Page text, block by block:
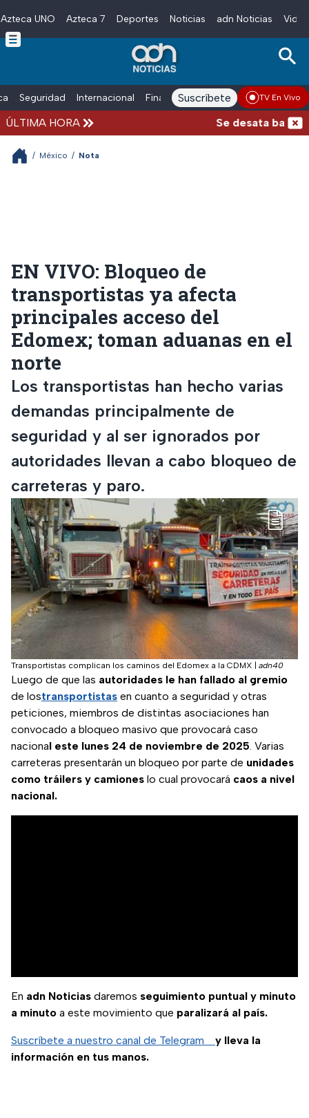
Skip to main content
Azteca UNO Azteca 7 Deportes Noticias adn Noticias
Seguridad Internacional Finanzas adn Noticias Radio
Suscríbete TV En Vivo
ÚLTIMA HORA Se desata
/ México / Nota
EN VIVO: Bloqueo de
transportistas ya afecta
principales acceso del
Edomex; toman aduanas en el
norte
Los transportistas han hecho varias
demandas principalmente de
seguridad y al ser ignorados por
autoridades llevan a cabo bloqueo de
carreteras y paro.
Transportistas complican los caminos del Edomex a la CDMX adn40
Luego de que las autoridades le han fallado al gremio
de lostransportistas en cuanto a seguridad y otras
peticiones, miembros de distintas asociaciones han
convocado a bloqueo masivo que provocará caso
nacional este lunes 24 de noviembre de 2025. Varias
carreteras presentarán un bloqueo por parte de unidades
como tráilers y camiones lo cual provocará caos a nivel
nacional.
En adn Noticias daremos seguimiento puntual y minuto
a minuto a este movimiento que paralizará al país.
Suscríbete a nuestro canal de Telegram y lleva la
información en tus manos.